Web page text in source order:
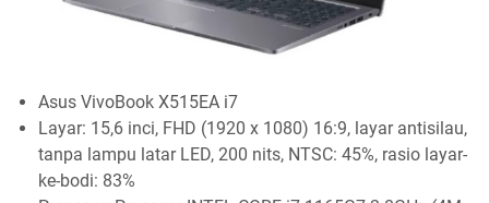
Asus VivoBook X515EA i7
Layar: 15,6 inci, FHD (1920 x 1080) 16:9, layar antisilau,
tanpa lampu latar LED, 200 nits, NTSC: 45%, rasio layar-
ke-bodi: 83%